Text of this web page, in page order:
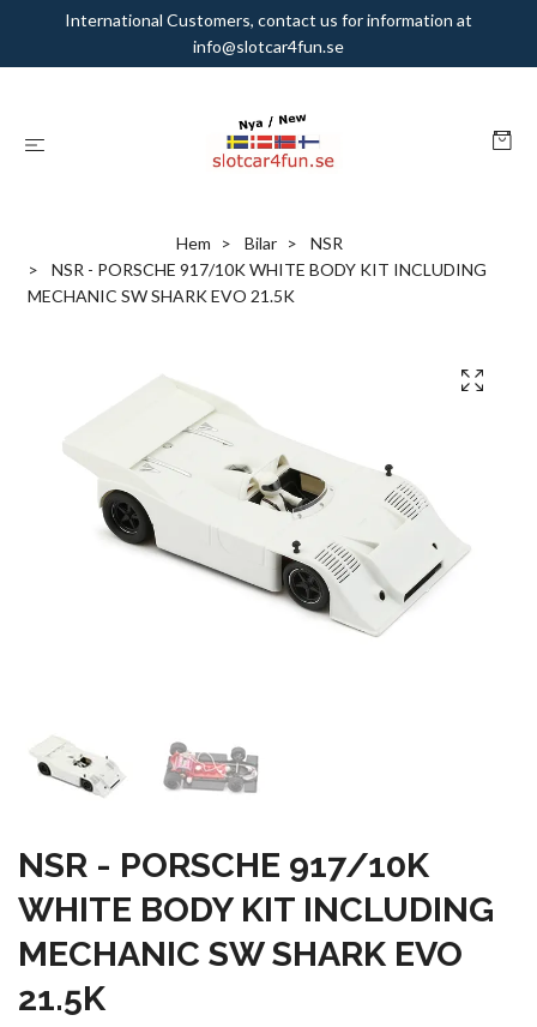
International Customers, contact us for information at
info@slotcar4fun.se
Hem Bilar
NSR
NSR - PORSCHE 917/10K WHITE BODY KIT INCLUDING
MECHANIC SW SHARK EVO 21.5K
NSR - PORSCHE 917/10K
WHITE BODY KIT INCLUDING
MECHANIC SW SHARK EVO
21.5K